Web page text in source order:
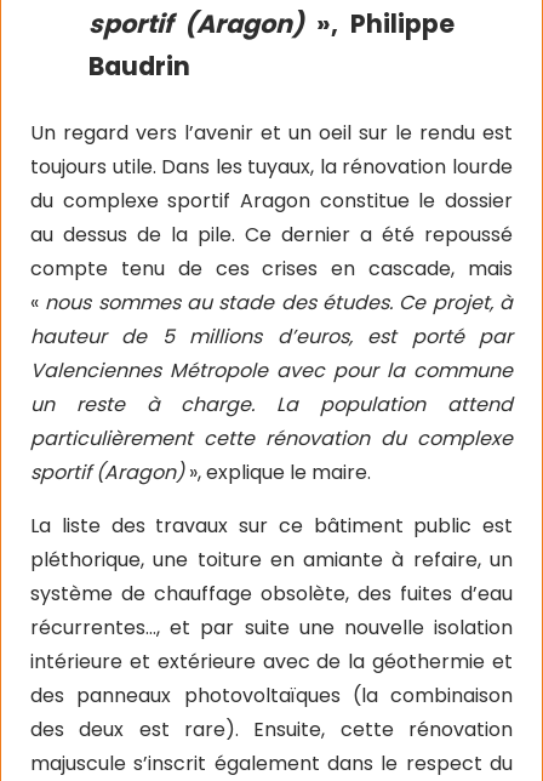
sportif (Aragon)», Philippe
Baudrin
Un regard vers l’avenir et un oeil sur le rendu est
toujours utile. Dans les tuyaux, la rénovation lourde
du complexe sportif Aragon constitue le dossier
au dessus de la pile. Ce dernier a été repoussé
compte tenu de ces crises en cascade, mais
« nous sommes au stade des études. Ce projet, à
hauteur de 5 millions d’euros, est porté par
Valenciennes Métropole avec pour la commune
un reste à charge. La population attend
particulièrement cette rénovation du complexe
sportif (Aragon)», explique le maire.
La liste des travaux sur ce bâtiment public est
pléthorique, une toiture en amiante à refaire, un
système de chauffage obsolète, des fuites d’eau
récurrentes…, et par suite une nouvelle isolation
intérieure et extérieure avec de la géothermie et
des panneaux photovoltaïques (la combinaison
des deux est rare). Ensuite, cette rénovation
majuscule s’inscrit également dans le respect du